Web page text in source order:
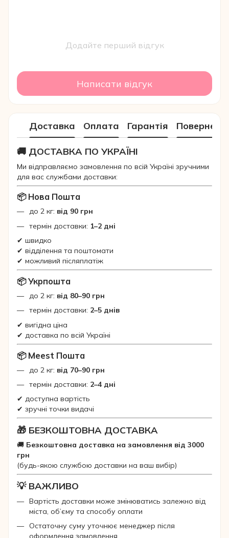
Додайте перший відгук
Написати відгук
Доставка Оплата Гарантія
🚚 ДОСТАВКА ПО УКРАЇНІ
Ми відправляємо замовлення по всій Україні зручними
для вас службами доставки:
📦 Нова Пошта
до 2 кг: від 90 грн
термін доставки: 1–2 дні
✔ швидко
✔ відділення та поштомати
✔ можливий післяплатіж
📦 Укрпошта
до 2 кг: від 80–90 грн
термін доставки: 2–5 днів
✔ вигідна ціна
✔ доставка по всій Україні
📦 Meest Пошта
до 2 кг: від 70–90 грн
термін доставки: 2–4 дні
✔ доступна вартість
✔ зручні точки видачі
🎁 БЕЗКОШТОВНА ДОСТАВКА
🚚 Безкоштовна доставка на замовлення від 3000
грн
(будь-якою службою доставки на ваш вибір)
💡 ВАЖЛИВО
Вартість доставки може змінюватись залежно від
міста, об’єму та способу оплати
Остаточну суму уточнює менеджер після
оформлення замовлення